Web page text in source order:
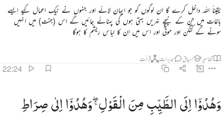
یقیناً اللہ داخل کرے گا ان لوگوں کو جو ایمان لائے اور جنہوں نے نیک اعمال کیے ایسے
باغات میں جن کے نیچے نہریں بہتی ہوں گی پہنائے جائیں گے اس (جنت) میں انہیں
سونے کے کنگن اور موتی اور اس میں ان کا لباس ریشم کا ہوگا
تفاسیر اسباق تدبرات قرأت
22:24
وهدوا الى الطيب من القول وهدوا الى صراط الحميد ٢٤
وَهُدُوٓا۟ إِلَى ٱلطَّيِّبِ مِنَ ٱلْقَوْلِ وَهُدُوٓا۟ إِلَىٰ صِرَٰطِ ٱلْحَمِيدِ ٢٤
وَهُدُوْۤااِلَیالطَّیِّبِمِنَالْقَوْلِ ۖۚ وَهُدُوْۤااِلٰیصِرَاطِ